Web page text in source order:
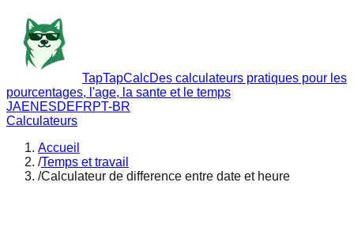
TapTapCalcDes calculateurs pratiques pour les
pourcentages, l'age, la sante et le temps
JAEN ESDEFRPT-BR
Calculateurs
Accueil
/Temps et travail
/Calculateur de difference entre date et heure